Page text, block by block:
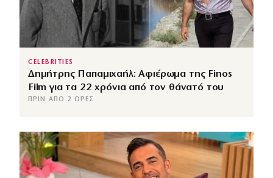
CELEBRITIES
Δημήτρης Παπαμιχαήλ: Αφιέρωμα της Finos
Film για τα 22 χρόνια από τον θάνατό του
ΠΡΙΝ ΑΠΌ 2 ΏΡΕΣ